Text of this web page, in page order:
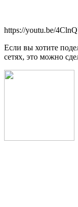
https://youtu.be/
Если вы хотите
сетях, это можно